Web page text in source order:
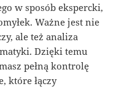
w sposób ekspercki,
Ważne jest nie
ale też analiza
Dzięki temu
pełną kontrolę
które łączy